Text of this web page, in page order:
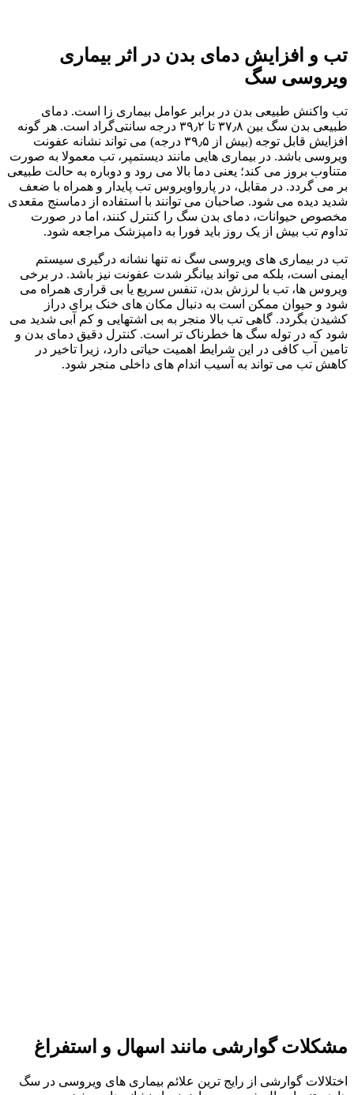
تب و افزایش دمای بدن در اثر بیماری
ویروسی سگ
تب واکنش طبیعی بدن در برابر عوامل بیماری‌ زا است. دمای
طبیعی بدن سگ بین ۳۷٫۸ تا ۳۹٫۲ درجه سانتی‌گراد است. هر گونه
افزایش قابل توجه (بیش از ۳۹٫۵ درجه) می‌ تواند نشانه عفونت
ویروسی باشد. در بیماری‌ هایی مانند دیستمپر، تب معمولا به صورت
متناوب بروز می‌ کند؛ یعنی دما بالا می‌ رود و دوباره به حالت طبیعی
بر می‌ گردد. در مقابل، در پارواویروس تب پایدار و همراه با ضعف
شدید دیده می‌ شود. صاحبان می‌ توانند با استفاده از دماسنج مقعدی
مخصوص حیوانات، دمای بدن سگ را کنترل کنند، اما در صورت
تداوم تب بیش از یک روز باید فورا به دامپزشک مراجعه شود.
تب در بیماری‌ های ویروسی سگ نه‌ تنها نشانه‌ درگیری سیستم
ایمنی است، بلکه می‌ تواند بیانگر شدت عفونت نیز باشد. در برخی
ویروس‌ ها، تب با لرزش بدن، تنفس سریع یا بی‌ قراری همراه می‌
شود و حیوان ممکن است به دنبال مکان‌ های خنک برای دراز
کشیدن بگردد. گاهی تب بالا منجر به بی‌ اشتهایی و کم‌ آبی شدید می‌
شود که در توله‌ سگ‌ ها خطرناک‌ تر است. کنترل دقیق دمای بدن و
تامین آب کافی در این شرایط اهمیت حیاتی دارد، زیرا تاخیر در
کاهش تب می‌ تواند به آسیب اندام‌ های داخلی منجر شود.
مشکلات گوارشی مانند اسهال و استفراغ
اختلالات گوارشی از رایج‌ ترین علائم بیماری‌ های ویروسی در سگ‌